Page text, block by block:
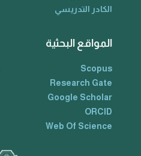
الكادر التدريسي
المواقع البحثية
Scopus
Research Gate
Google Scholar
ORCID
Web Of Science